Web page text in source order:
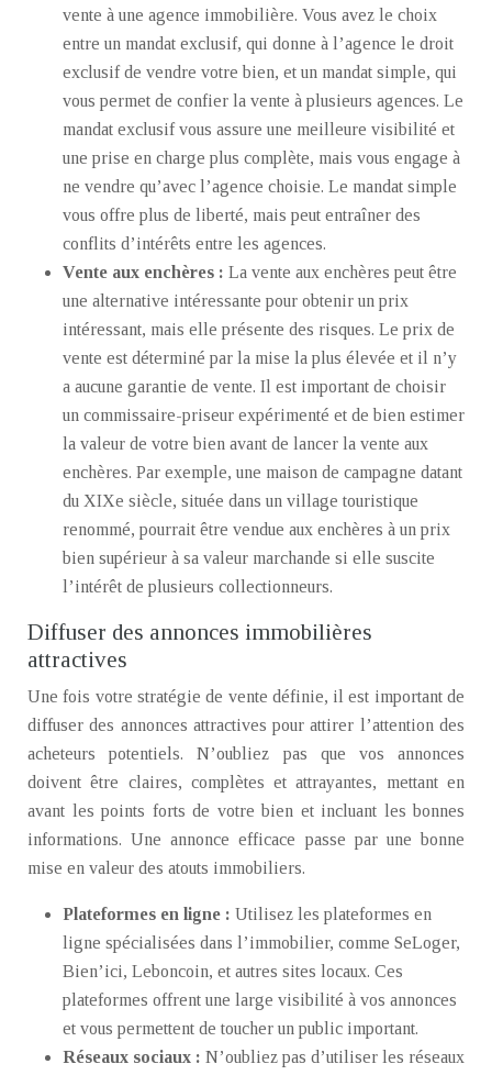
vente à une agence immobilière. Vous avez le choix
entre un mandat exclusif, qui donne à l’agence le droit
exclusif de vendre votre bien, et un mandat simple, qui
vous permet de confier la vente à plusieurs agences. Le
mandat exclusif vous assure une meilleure visibilité et
une prise en charge plus complète, mais vous engage à
ne vendre qu’avec l’agence choisie. Le mandat simple
vous offre plus de liberté, mais peut entraîner des
conflits d’intérêts entre les agences.
Vente aux enchères : La vente aux enchères peut être
une alternative intéressante pour obtenir un prix
intéressant, mais elle présente des risques. Le prix de
vente est déterminé par la mise la plus élevée et il n’y
a aucune garantie de vente. Il est important de choisir
un commissaire-priseur expérimenté et de bien estimer
la valeur de votre bien avant de lancer la vente aux
enchères. Par exemple, une maison de campagne datant
du XIXe siècle, située dans un village touristique
renommé, pourrait être vendue aux enchères à un prix
bien supérieur à sa valeur marchande si elle suscite
l’intérêt de plusieurs collectionneurs.
Diffuser des annonces immobilières
attractives
Une fois votre stratégie de vente définie, il est important de
diffuser des annonces attractives pour attirer l’attention des
acheteurs potentiels. N’oubliez pas que vos annonces
doivent être claires, complètes et attrayantes, mettant en
avant les points forts de votre bien et incluant les bonnes
informations. Une annonce efficace passe par une bonne
mise en valeur des atouts immobiliers.
Plateformes en ligne : Utilisez les plateformes en
ligne spécialisées dans l’immobilier, comme SeLoger,
Bien’ici, Leboncoin, et autres sites locaux. Ces
plateformes offrent une large visibilité à vos annonces
et vous permettent de toucher un public important.
Réseaux sociaux : N’oubliez pas d’utiliser les réseaux